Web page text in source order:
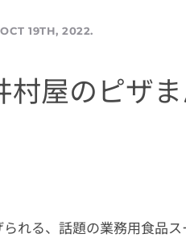
OCT 19TH, 2022.
屋のピザ
れる、話題の業務用食品